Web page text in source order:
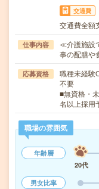
交通費
交通費全額
仕事内容
≪介護施設
事の配膳や
応募資格
職種未経験
不要
■無資格・
名以上採用
職場の雰囲気
年齢層
20代
男女比率